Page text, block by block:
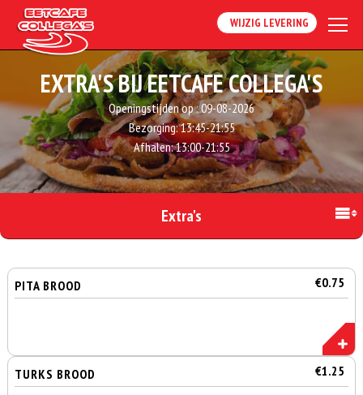
WIJZIG LEVERING
EXTRA'S BIJ EETCAFE COLLEGA'S
Openingstijden op :09-08-2026
Bezorging:13:45-21:55
Afhalen:13:00-21:55
Extra's
PITA BROOD €0.75
TURKS BROOD €1.25